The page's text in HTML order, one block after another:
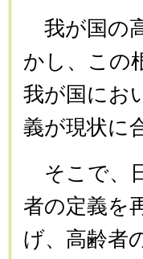
我が国の
かし、この
我が国にお
義が現状に
そこで、
者の定義を
げ、高齢者